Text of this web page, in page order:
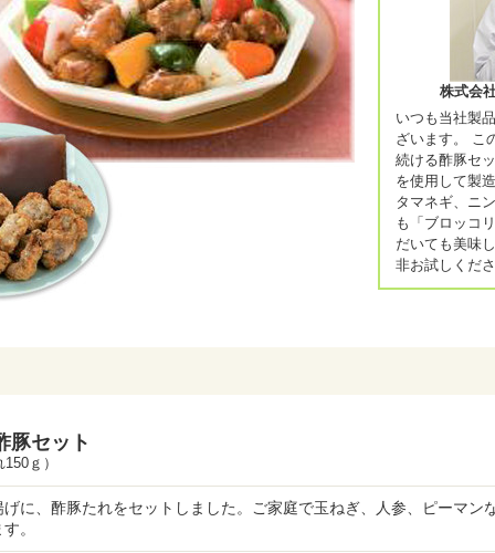
株式会
いつも当社製
ざいます。 こ
続ける酢豚セ
を使用して製
タマネギ、ニ
も「ブロッコ
だいても美味
非お試しくだ
豚セット
ｇ）
に、酢豚たれをセットしました。ご家庭で玉ねぎ、人参、ピーマン
。